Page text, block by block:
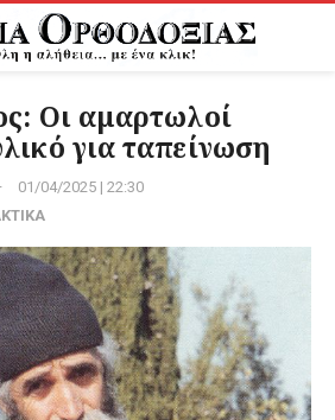
Οι αμαρτωλοί
για ταπείνωση
01/04/2025 | 22:30